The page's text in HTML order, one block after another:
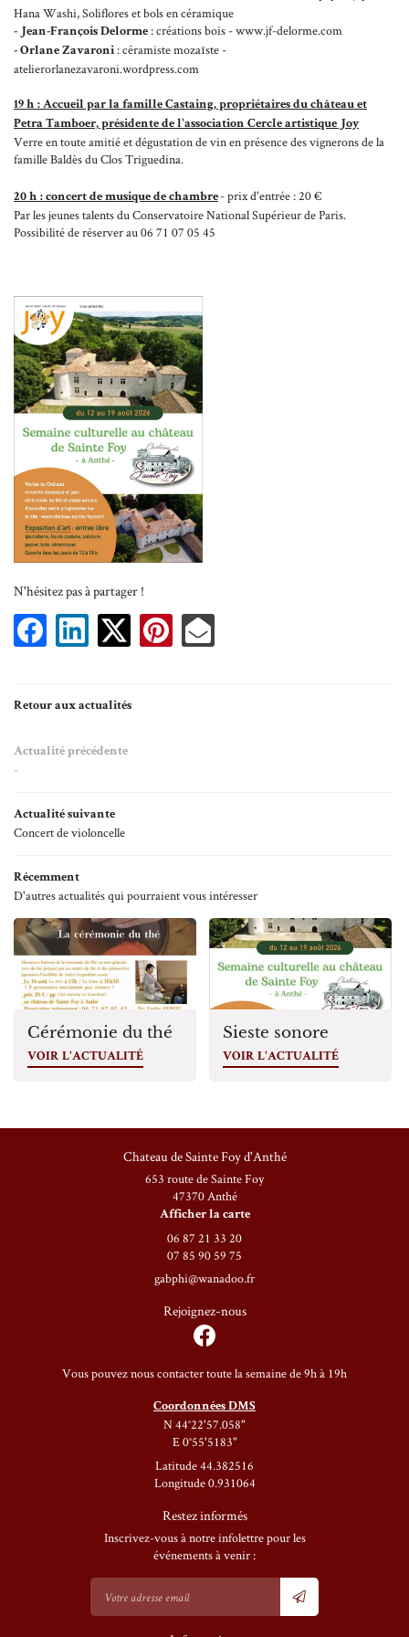
Accueil
Historique
& Réception
& Actualités
Galerie
désinscription.
Inscription
Hana Washi, Soliflores et bols en céramique
- Jean-François Delorme : créations bois - www.jf-delorme.com
- Orlane Zavaroni : céramiste mozaïste -
atelierorlanezavaroni.wordpress.com
19 h : Accueil par la famille Castaing, propriétaires du château et
Petra Tamboer, présidente de l'association Cercle artistique Joy
Verre en toute amitié et dégustation de vin en présence des vignerons de la
famille Baldès du Clos Triguedina.
20 h : concert de musique de chambre - prix d'entrée : 20 €
Par les jeunes talents du Conservatoire National Supérieur de Paris.
Possibilité de réserver au 06 71 07 05 45
N'hésitez pas à partager !
Retour aux actualités
Actualité précédente
-
Actualité suivante
Concert de violoncelle
Récemment
D'autres actualités qui pourraient vous intéresser
Cérémonie du thé
VOIR L'ACTUALITÉ
Sieste sonore
VOIR L'ACTUALITÉ
Chateau de Sainte Foy d'Anthé
653 route de Sainte Foy
47370 Anthé
Afficher la carte
06 87 21 33 20
07 85 90 59 75
Rejoignez-nous
Vous pouvez nous contacter toute la semaine de 9h à 19h
Coordonnées DMS
N 44°22'57.058"
E 0°55'5183"
Latitude 44.382516
Longitude 0.931064
Restez informés
Inscrivez-vous à notre infolettre pour les
événements à venir :